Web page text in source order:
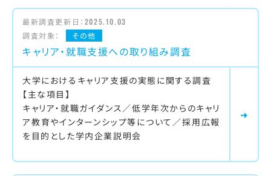
最新調査更新日： 2025.10.03
調査対象：
その他
キャリア・就職支援への取り組み調査
大学におけるキャリア支援の実態に関する調査
【主な項目】
キャリア・就職ガイダンス／低学年次からのキャリ
ア教育やインターンシップ等について／採用広報
を目的とした学内企業説明会